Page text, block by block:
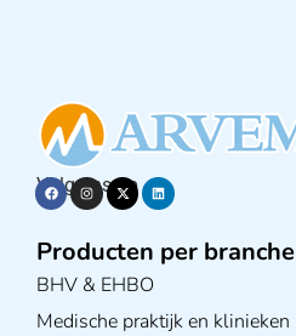
Volg ons op
Producten per branche
BHV & EHBO
Medische praktijk en klinieken